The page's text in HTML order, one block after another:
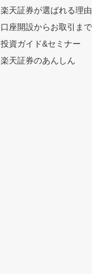
楽天証券が選ばれる理由
口座開設からお取引ま
投資ガイド&セミナー
楽天証券のあんしん